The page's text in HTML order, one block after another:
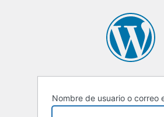
Nombre de usuario o correo